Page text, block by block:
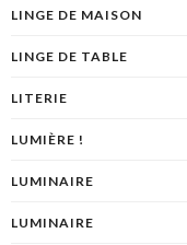
LINGE DE MAISON
LINGE DE TABLE
LITERIE
LUMIÈRE !
LUMINAIRE
LUMINAIRE